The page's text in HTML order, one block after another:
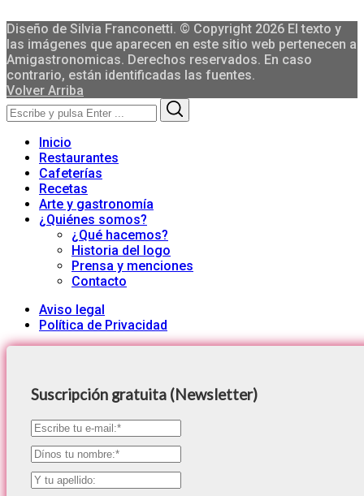
Diseño de Silvia Franconetti. © Copyright 2026 El texto y
las imágenes que aparecen en este sitio web pertenecen a
Amigastronomicas. Derechos reservados. En caso
contrario, están identificadas las fuentes.
Volver Arriba
Search
for:
Inicio
Restaurantes
Cafeterías
Recetas
Arte y gastronomía
¿Quiénes somos?
¿Qué hacemos?
Historia del logo
Prensa y menciones
Contacto
Aviso legal
Política de Privacidad
Suscripción gratuita (Newsletter)